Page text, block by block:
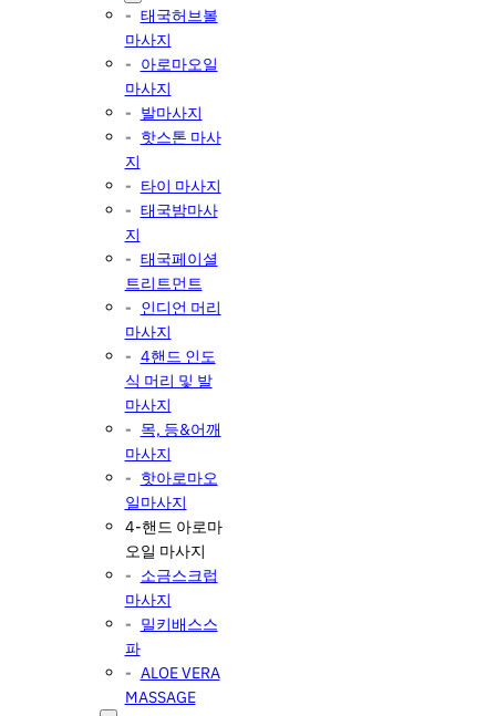
태국허브볼
마사지
아로마오일
마사지
발마사지
핫스톤 마사
지
타이 마사지
태국밤마사
지
태국페이셜
트리트먼트
인디언 머리
마사지
4핸드 인도
식 머리 및 발
마사지
목, 등&어깨
마사지
핫아로마오
일마사지
4-핸드 아로마
오일 마사지
소금스크럽
마사지
밀키배스스
파
ALOE VERA
MASSAGE